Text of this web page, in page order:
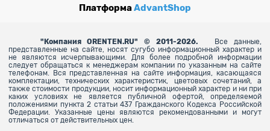
ПлатформаAdvantShop
" Компания ORENTEN.RU" © 2011-2026.
Все данные,
представленные на сайте, носят сугубо информационный характер и
не являются исчерпывающими. Для более подробной информации
следует обращаться к менеджерам компании по указанным на сайте
телефонам. Вся представленная на сайте информация, касающаяся
комплектации, технических характеристик, цветовых сочетаний, а
также стоимости продукции, носит информационный характер и ни при
каких условиях не является публичной офертой, определяемой
положениями пункта 2 статьи 437 Гражданского Кодекса Российской
Федерации. Указанные цены являются рекомендованными и могут
отличаться от действительных цен.